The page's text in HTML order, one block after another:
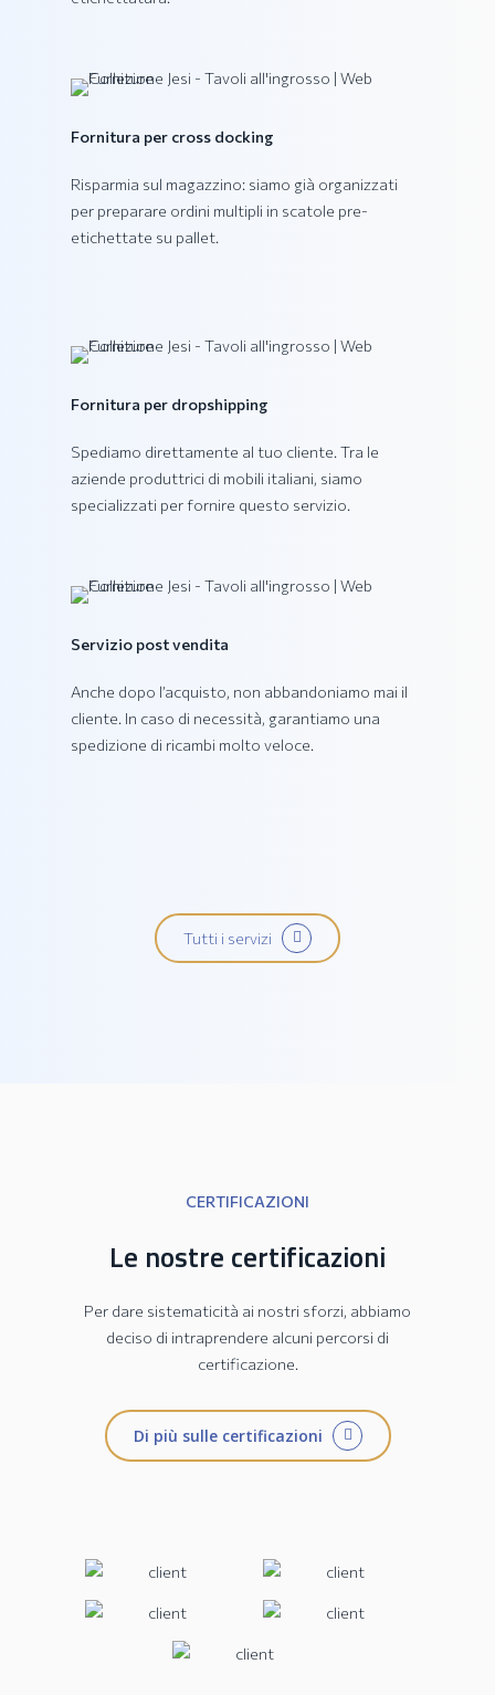
Collezione JESI
Fornitura per cross docking
Risparmia sul magazzino: siamo già organizzati
per preparare ordini multipli in scatole pre-
etichettate su pallet.
Fornitura per dropshipping
Spediamo direttamente al tuo cliente. Tra le
aziende produttrici di mobili italiani, siamo
specializzati per fornire questo servizio.
Servizio post vendita
Anche dopo l’acquisto, non abbandoniamo mai il
cliente. In caso di necessità, garantiamo una
spedizione di ricambi molto veloce.
Tutti i servizi
CERTIFICAZIONI
Le nostre certificazioni
Per dare sistematicità ai nostri sforzi, abbiamo
deciso di intraprendere alcuni percorsi di
certificazione.
Di più sulle certificazioni